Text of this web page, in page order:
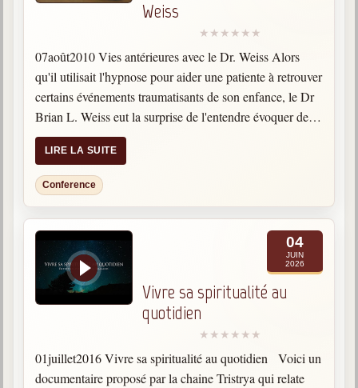
Weiss
07août2010 Vies antérieures avec le Dr. Weiss Alors
qu'il utilisait l'hypnose pour aider une patiente à retrouver
certains événements traumatisants de son enfance, le Dr
Brian L. Weiss eut la surprise de l'entendre évoquer des
souvenirs vieux de quatre mille ans. La…
LIRE LA SUITE
Conference
04
JUIN
2026
Vivre sa spiritualité au
quotidien
01juillet2016 Vivre sa spiritualité au quotidien Voici un
documentaire proposé par la chaine Tristrya qui relate